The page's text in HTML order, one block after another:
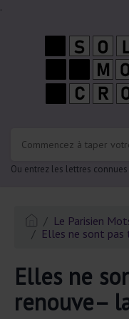
.
Ou entrez les lettres connues
Le Parisien
Elles ne sont
Elles ne
renouve–